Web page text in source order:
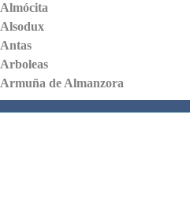
Almócita
Alsodux
Antas
Arboleas
Armuña de Almanzora